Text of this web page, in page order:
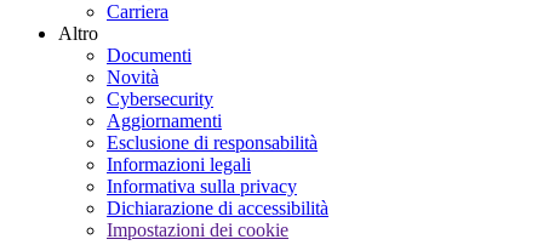
Carriera
Altro
Documenti
Novità
Cybersecurity
Aggiornamenti
Esclusione di responsabilità
Informazioni legali
Informativa sulla privacy
Dichiarazione di accessibilità
Impostazioni dei cookie